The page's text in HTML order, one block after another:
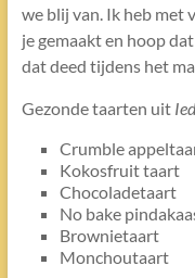
we blij van. Ik heb met
je gemaakt en hoop
dat deed tijdens het
Gezonde taarten uit
Crumble
Kokosfruit taart
Chocoladetaart
No bake
Brownietaart
Monchoutaart